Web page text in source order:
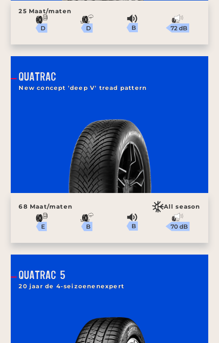
25 Maat/maten
D D B 72 dB
QUATRAC
New concept 'deep V' tread pattern
68 Maat/maten All season
E B B 70 dB
QUATRAC 5
20 jaar de 4-seizoenenexpert